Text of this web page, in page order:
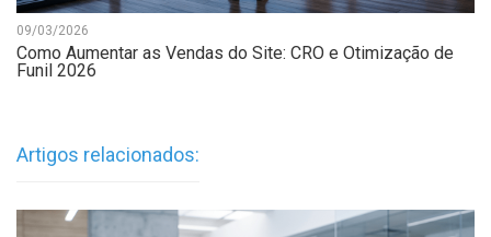
09/03/2026
Como Aumentar as Vendas do Site: CRO e Otimização de
Funil 2026
Artigos relacionados: